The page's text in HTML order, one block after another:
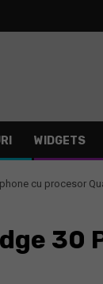
WIDGETS
cu procesor